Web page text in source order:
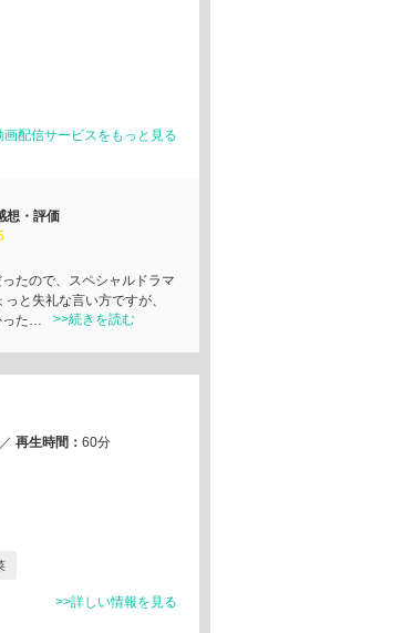
画配信サービスをもっと見る
想・評価
たので、スペシャルドラマ
と失礼な言い方ですが、
った…
>>続きを読む
／ 再生時間： 60分
>>詳しい情報を見る